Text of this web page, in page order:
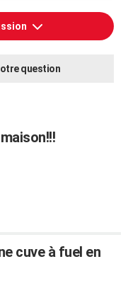
question
cuve à fuel en